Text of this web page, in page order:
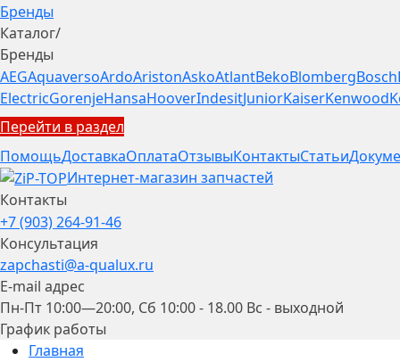
Бренды
Каталог/
Бренды
AEGAquaversoArdoAristonAskoAtlantBekoBlombergBosch
ElectricGorenjeHansaHooverIndesitJuniorKaiserKenwood
Перейти в раздел
ПомощьДоставкаОплатаОтзывыКонтактыСтатьи
Интернет-магазин запчастей
Контакты
+7 (903) 264-91-46
Консультация
zapchasti@a-qualux.ru
E-mail адрес
Пн-Пт 10:00—20:00, Сб 10:00 - 18.00 Вс - выходной
График работы
Главная